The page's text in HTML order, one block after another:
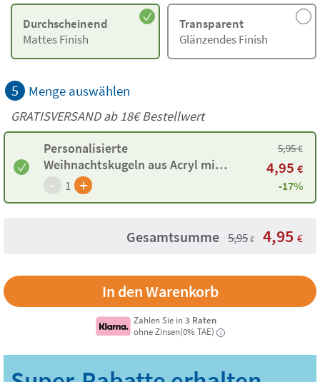
Durchscheinend
Mattes Finish
Transparent
Glänzendes Finish
5 Menge auswählen
GRATISVERSAND ab18€Bestellwert
Personalisierte
Weihnachtskugeln aus Acryl mit
Namen
- 1 +
5,95€
4,95 €
-17%
Gesamtsumme 5,95 € 4,95 €
Zahlen Sie in3 Raten
ohne Zinsen(0% TAE)
i